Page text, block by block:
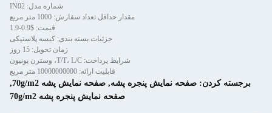
شماره مدل: IN02
مقدار حداقل تعداد سفارش: 1000 متر مربع
قیمت: $0.9-1.9
جزئیات بسته بندی: کیسه پلاستیکی
زمان تحویل: 15 روز
شرایط پرداخت: T/T، L/C، وسترن یونیون
قابلیت ارائه: 10000000000 متر مربع
برجسته کردن: صفحه نمایش پنجره پشه, صفحه نمایش پشه 70g/m2
,
صفحه نمایش پنجره پشه 70g/m2